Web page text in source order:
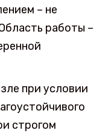
– не
работы –
при условии
строгом